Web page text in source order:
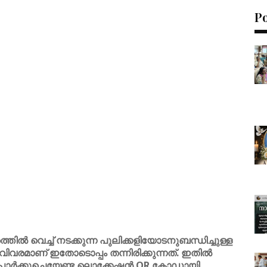
വെച്ച് നടക്കുന്ന പുലിക്കളിയോടനുബന്ധിച്ചുള്ള
ഇതോടൊപ്പം തന്നിരിക്കുന്നത്. ഇതിൽ